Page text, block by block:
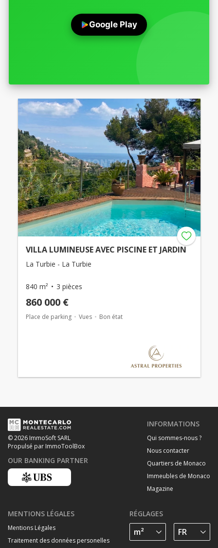
Google Play
VILLA LUMINEUSE AVEC PISCINE ET JARDIN
La Turbie - La Turbie
840 m² 3 pièces
860 000 €
Place de parking Vues Bon état
© 2026 ImmoSoft SARL
Propulsé par ImmoToolBox
OUR BANKING PARTNER
INFORMATIONS
Qui sommes-nous ?
Nous contacter
Quartiers de Monaco
Immeubles de Monaco
Magazine
MENTIONS LÉGALES
Mentions Légales
Traitement des données personelles
RÉGLAGES